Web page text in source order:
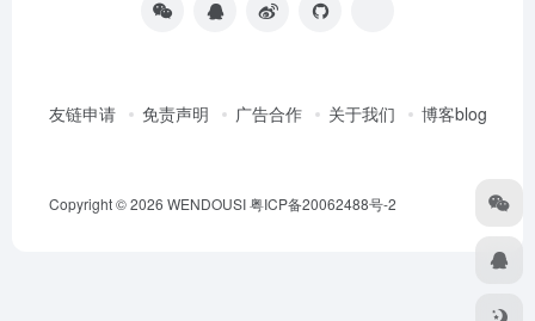
友链申请 免责声明 广告合作 关于我们 博客blog
Copyright © 2026 WENDOUSI粤ICP备20062488号-2